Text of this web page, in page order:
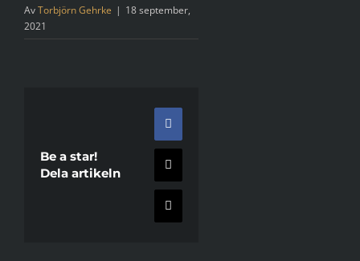
AvTorbjörn Gehrke | 18 september,
2021
Be a star!
Dela artikeln
Facebook
X
E-
post